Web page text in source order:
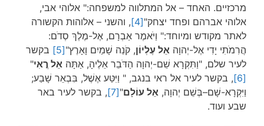
מרכזיים. האחד – אל המתלווה למשפחה:" אלוהי אבי,
אלוהי אברהם ופחד יצחק"[4]
, והשני – אלוהות הקשורה
לאתר מקודש ומיוחד:" וַיֹּאמֶר אַבְרָם, אֶל-מֶלֶךְ סְדֹם:
הֲרִמֹתִי יָדִי אֶל-יְהוָה אֵל עֶלְיוֹן, קֹנֵה שָׁמַיִם וָאָרֶץ"[5]
בקשר
לעיר שלם, "וַתִּקְרָא שֵׁם-יְהוָה הַדֹּבֵר אֵלֶיהָ, אַתָּה אֵל רֳאִי"
[6]
, בקשר לעיר אל ראי בנגב, " וַיִּטַּע אֶשֶׁל, בִּבְאֵר שָׁבַע;
וַיִּקְרָא-שָׁם–בְּשֵׁם יְהוָה, אֵל עוֹלָם"
[7]
, בקשר לעיר באר
שבע ועוד.